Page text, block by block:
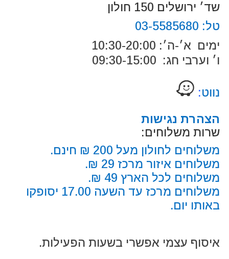
שד׳ ירושלים 150 חולון
טל: 03-5585680
ימים א׳-ה׳: 10:30-20:00
ו׳ וערבי חג: 09:30-15:00
נווט:
הצהרת נגישות
שרות משלוחים:
משלוחים לחולון מעל 200 ₪ חינם.
משלוחים איזור מרכז 29 ₪.
משלוחים לכל הארץ 49 ₪.
משלוחים מרכז עד השעה 17.00 יסופקו
באותו יום.
איסוף עצמי אפשרי בשעות הפעילות.